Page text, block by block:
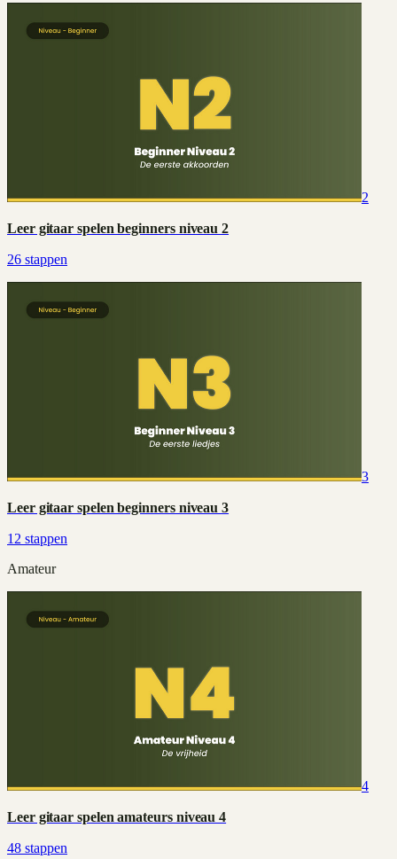
2
Leer gitaar spelen beginners niveau 2
26 stappen
3
Leer gitaar spelen beginners niveau 3
12 stappen
Amateur
4
Leer gitaar spelen amateurs niveau 4
48 stappen